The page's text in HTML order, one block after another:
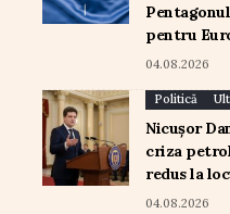
pentru
04.08.2026
Politică
Nicușor
criza
redus la
04.08.2026